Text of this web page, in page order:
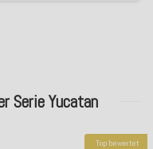
Serie Yucatan
Top bewertet